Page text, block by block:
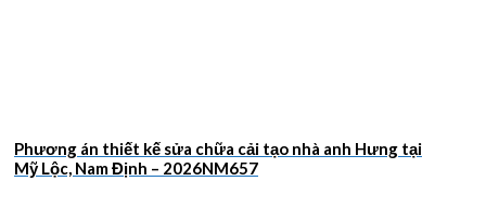
Phương án thiết kế sửa chữa cải tạo nhà anh Hưng tại
Mỹ Lộc, Nam Định – 2026NM657